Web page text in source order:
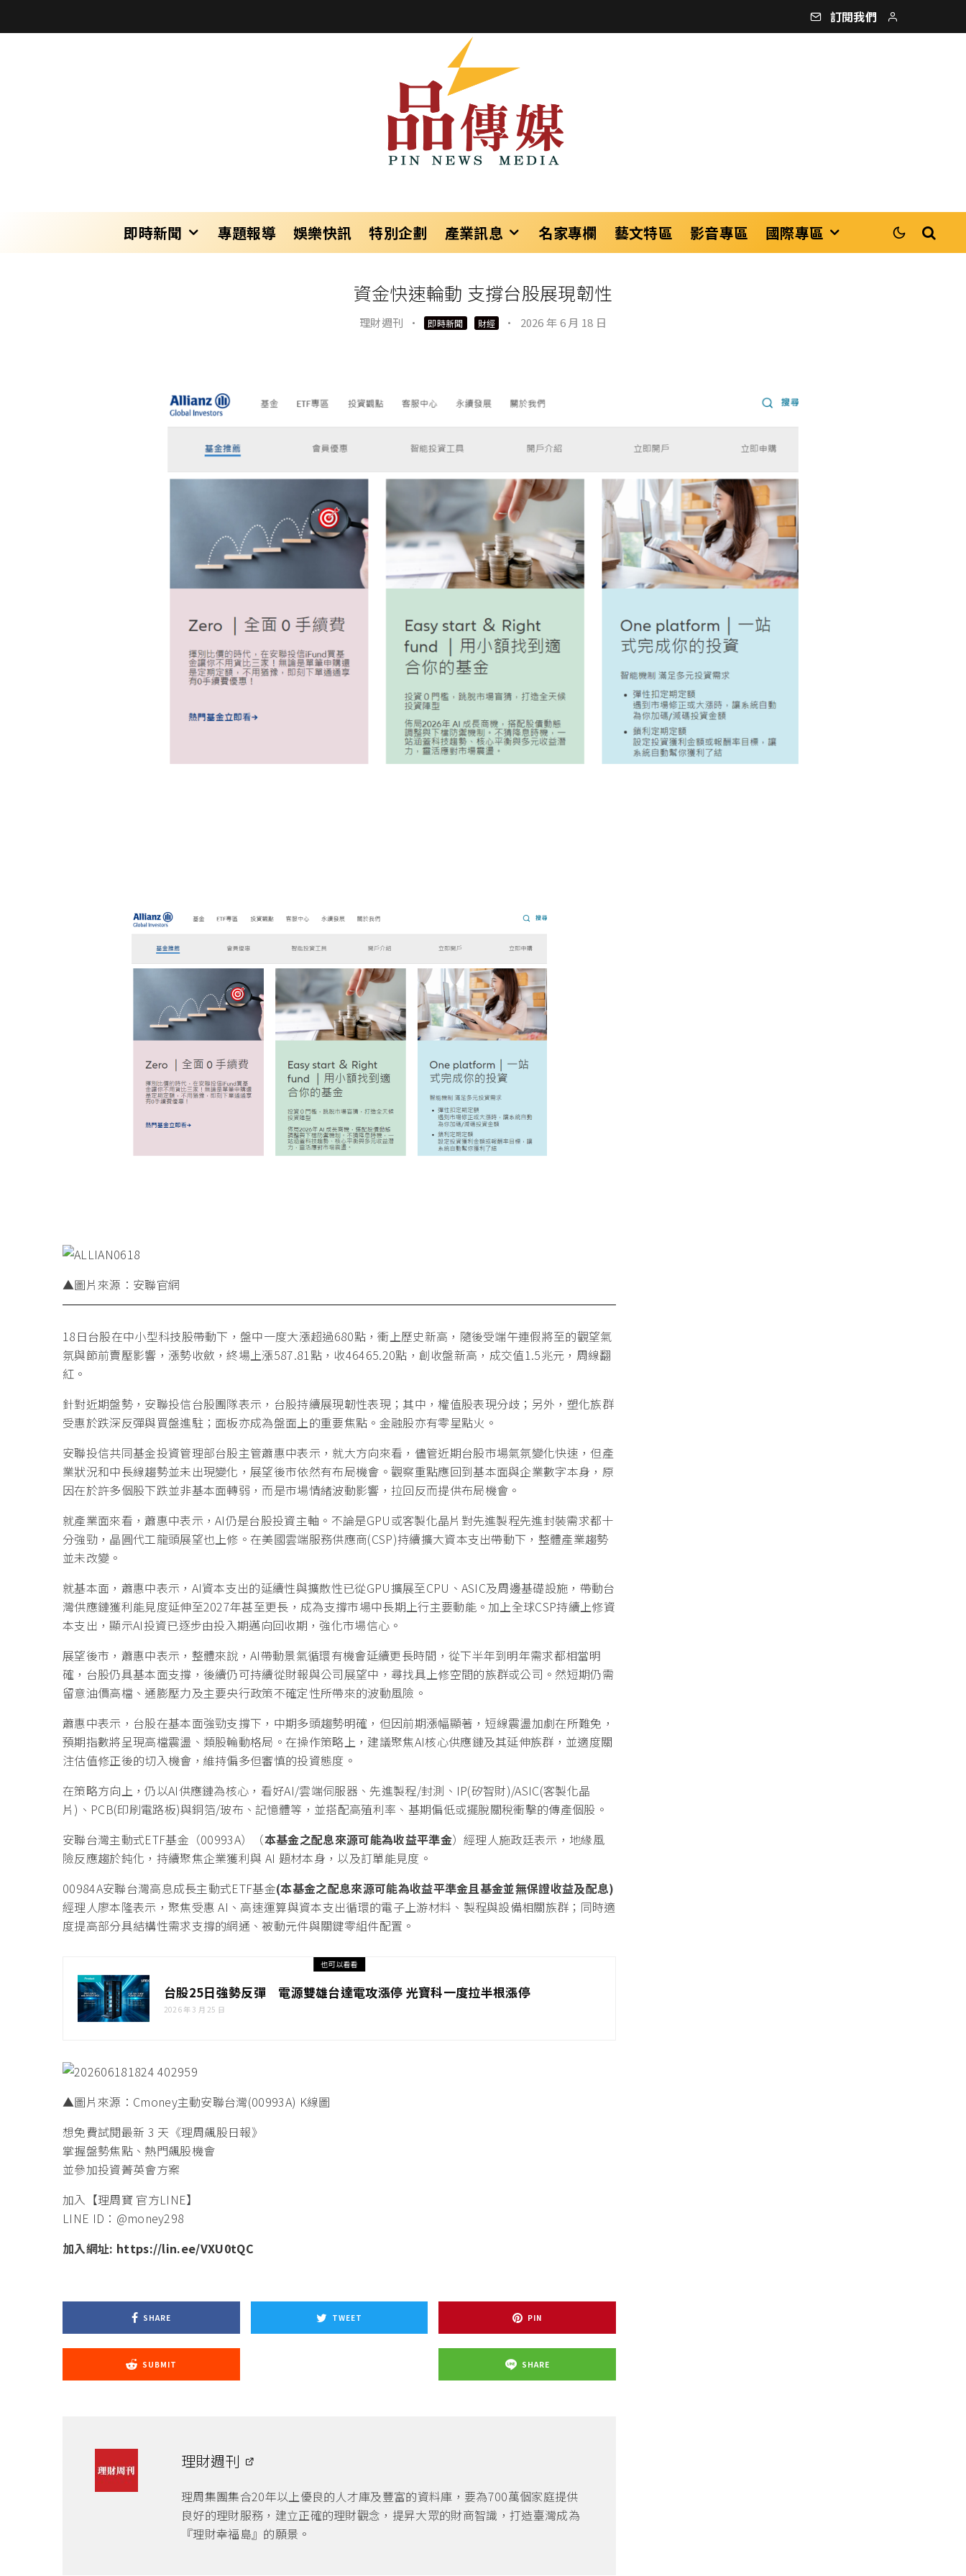
訂閱我們
即時新聞 專題報導 娛樂快訊 特別企劃 產業訊息 名家專欄 藝文特區 影音專區 國際專區
資金快速輪動 支撐台股展現韌性
理財週刊 · 即時新聞 財經 · 2026 年 6 月 18 日
▲圖片來源：安聯官網
18日台股在中小型科技股帶動下，盤中一度大漲超過680點，衝上歷史新高，隨後受端午連假將至的觀望氣
氛與節前賣壓影響，漲勢收斂，終場上漲587.81點，收46465.20點，創收盤新高，成交值1.5兆元，周線翻
紅。
針對近期盤勢，安聯投信台股團隊表示，台股持續展現韌性表現；其中，權值股表現分歧；另外，塑化族群
受惠於跌深反彈與買盤進駐；面板亦成為盤面上的重要焦點。金融股亦有零星點火。
安聯投信共同基金投資管理部台股主管蕭惠中表示，就大方向來看，儘管近期台股市場氣氛變化快速，但產
業狀況和中長線趨勢並未出現變化，展望後市依然有布局機會。觀察重點應回到基本面與企業數字本身，原
因在於許多個股下跌並非基本面轉弱，而是市場情緒波動影響，拉回反而提供布局機會。
就產業面來看，蕭惠中表示，AI仍是台股投資主軸。不論是GPU或客製化晶片對先進製程先進封裝需求都十
分強勁，晶圓代工龍頭展望也上修。在美國雲端服務供應商(CSP)持續擴大資本支出帶動下，整體產業趨勢
並未改變。
就基本面，蕭惠中表示，AI資本支出的延續性與擴散性已從GPU擴展至CPU、ASIC及周邊基礎設施，帶動台
灣供應鏈獲利能見度延伸至2027年甚至更長，成為支撐市場中長期上行主要動能。加上全球CSP持續上修資
本支出，顯示AI投資已逐步由投入期邁向回收期，強化市場信心。
展望後市，蕭惠中表示，整體來說，AI帶動景氣循環有機會延續更長時間，從下半年到明年需求都相當明
確，台股仍具基本面支撐，後續仍可持續從財報與公司展望中，尋找具上修空間的族群或公司。然短期仍需
留意油價高檔、通膨壓力及主要央行政策不確定性所帶來的波動風險。
蕭惠中表示，台股在基本面強勁支撐下，中期多頭趨勢明確，但因前期漲幅顯著，短線震盪加劇在所難免，
預期指數將呈現高檔震盪、類股輪動格局。在操作策略上，建議聚焦AI核心供應鏈及其延伸族群，並適度關
注估值修正後的切入機會，維持偏多但審慎的投資態度。
在策略方向上，仍以AI供應鏈為核心，看好AI/雲端伺服器、先進製程/封測、IP(矽智財)/ASIC(客製化晶
片)、PCB(印刷電路板)與銅箔/玻布、記憶體等，並搭配高殖利率、基期偏低或擺脫關稅衝擊的傳產個股。
安聯台灣主動式ETF基金（00993A）（本基金之配息來源可能為收益平準金）經理人施政廷表示，地緣風
險反應趨於鈍化，持續聚焦企業獲利與 AI 題材本身，以及訂單能見度。
00984A安聯台灣高息成長主動式ETF基金(本基金之配息來源可能為收益平準金且基金並無保證收益及配息)
經理人廖本隆表示，聚焦受惠 AI、高速運算與資本支出循環的電子上游材料、製程與設備相關族群；同時適
度提高部分具結構性需求支撐的網通、被動元件與關鍵零組件配置。
也可以看看
台股25日強勢反彈 電源雙雄台達電攻漲停 光寶科一度拉半根漲停
2026 年 3 月 25 日
▲圖片來源：Cmoney主動安聯台灣(00993A) K線圖
想免費試閱最新 3 天《理周飆股日報》
掌握盤勢焦點、熱門飆股機會
並參加投資菁英會方案
加入【理周寶 官方LINE】
LINE ID：@money298
加入網址: https://lin.ee/VXU0tQC
SHARE TWEET PIN
SUBMIT SHARE
理財週刊
理周集團集合20年以上優良的人才庫及豐富的資料庫，要為700萬個家庭提供
良好的理財服務，建立正確的理財觀念，提昇大眾的財商智識，打造臺灣成為
『理財幸福島』的願景。